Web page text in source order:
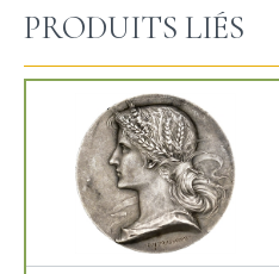
PRODUITS LIÉS